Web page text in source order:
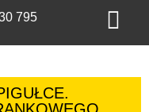
795